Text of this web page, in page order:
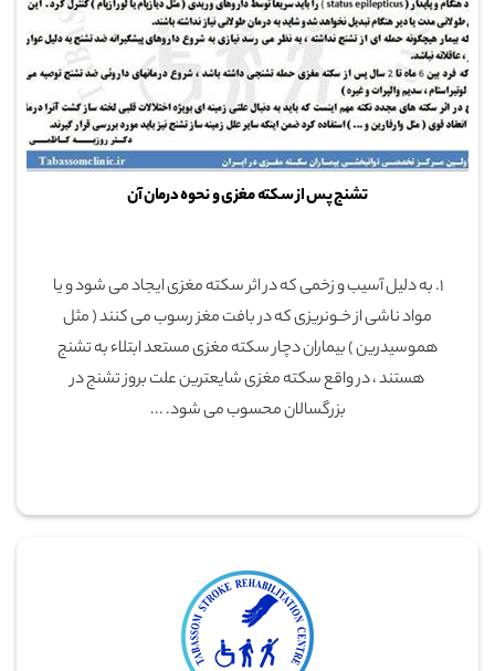
تشنج پس از سکته مغزی و نحوه درمان آن
1. به دلیل آسیب و زخمی که در اثر سکته مغزی ایجاد می شود و یا
مواد ناشی از خـونریزی که در بافت مغز رسوب می کنند ( مثل
هموسیدرین ) بیماران دچار سکته مغزی مستعد ابتلاء به تشنج
هستند ، در واقع سکته مغزی شایعترین علت بروز تشنج در
بزرگسالان محسوب می شود. ...